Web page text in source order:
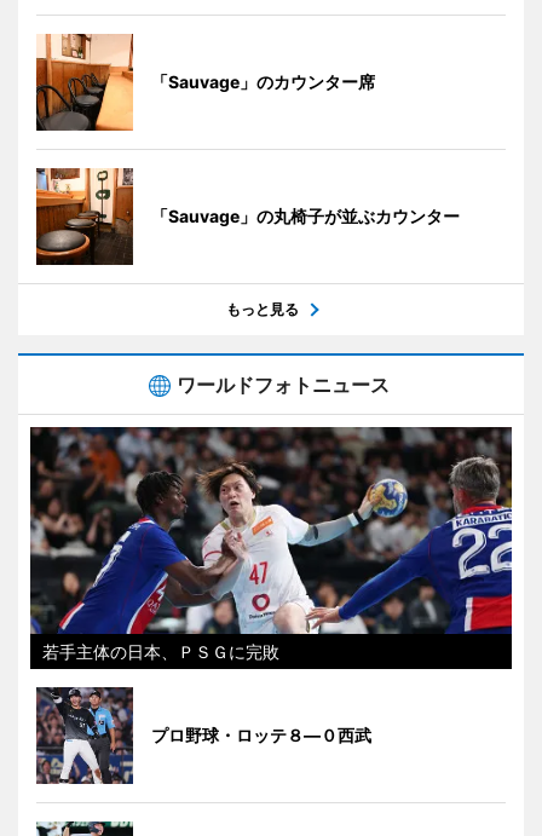
「Sauvage」のカウンター席
「Sauvage」の丸椅子が並ぶカウンター
もっと見る
ワールドフォトニュース
若手主体の日本、ＰＳＧに完敗
プロ野球・ロッテ８―０西武